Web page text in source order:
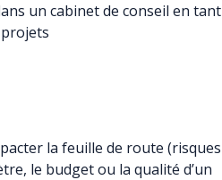
un cabinet de conseil en tant
la feuille de route (risques
le budget ou la qualité d’un